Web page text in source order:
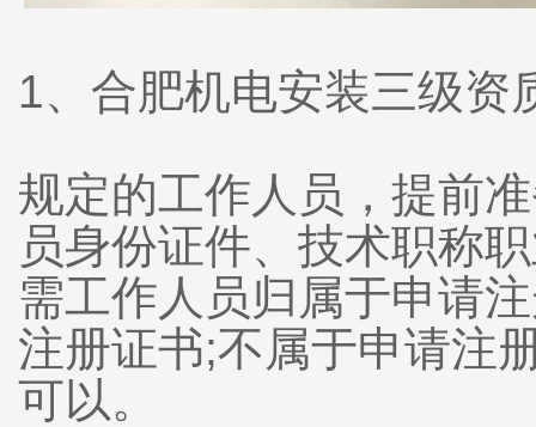
1、合肥机电安装三级
规定的工作人员，提前
员身份证件、技术职称
需工作人员归属于申请
注册证书;不属于申请注
可以。